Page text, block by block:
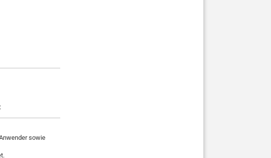
:
sowie